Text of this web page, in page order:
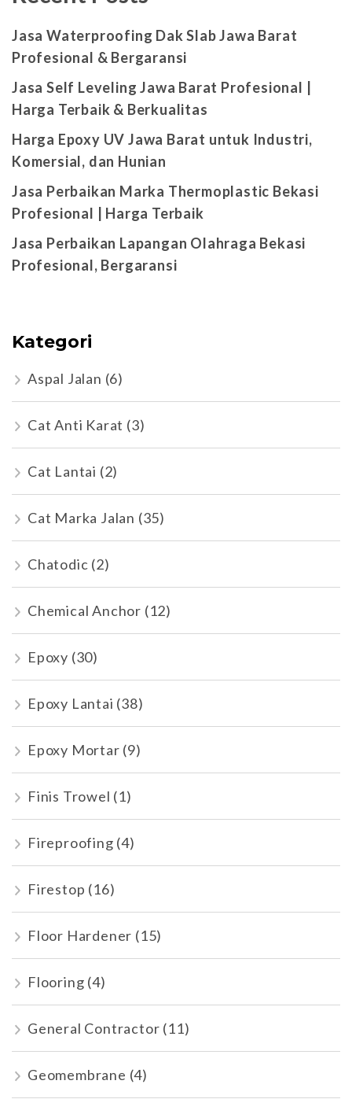
Jasa Waterproofing Dak Slab Jawa Barat
Profesional & Bergaransi
Jasa Self Leveling Jawa Barat Profesional |
Harga Terbaik & Berkualitas
Harga Epoxy UV Jawa Barat untuk Industri,
Komersial, dan Hunian
Jasa Perbaikan Marka Thermoplastic Bekasi
Profesional | Harga Terbaik
Jasa Perbaikan Lapangan Olahraga Bekasi
Profesional, Bergaransi
Kategori
Aspal Jalan (6)
Cat Anti Karat (3)
Cat Lantai (2)
Cat Marka Jalan (35)
Chatodic (2)
Chemical Anchor (12)
Epoxy (30)
Epoxy Lantai (38)
Epoxy Mortar (9)
Finis Trowel (1)
Fireproofing (4)
Firestop (16)
Floor Hardener (15)
Flooring (4)
General Contractor (11)
Geomembrane (4)